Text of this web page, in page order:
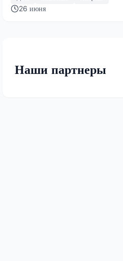
26 июня
Наши партнеры